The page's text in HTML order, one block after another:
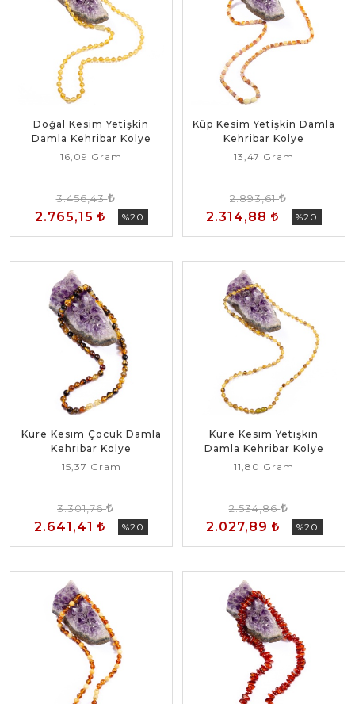
Doğal Kesim Yetişkin
Damla Kehribar Kolye
16,09 Gram
3.456,43
2.765,15 %20
Küp Kesim Yetişkin Damla
Kehribar Kolye
13,47 Gram
2.893,61
2.314,88 %20
Küre Kesim Çocuk Damla
Kehribar Kolye
15,37 Gram
3.301,76
2.641,41 %20
Küre Kesim Yetişkin
Damla Kehribar Kolye
11,80 Gram
2.534,86
2.027,89 %20